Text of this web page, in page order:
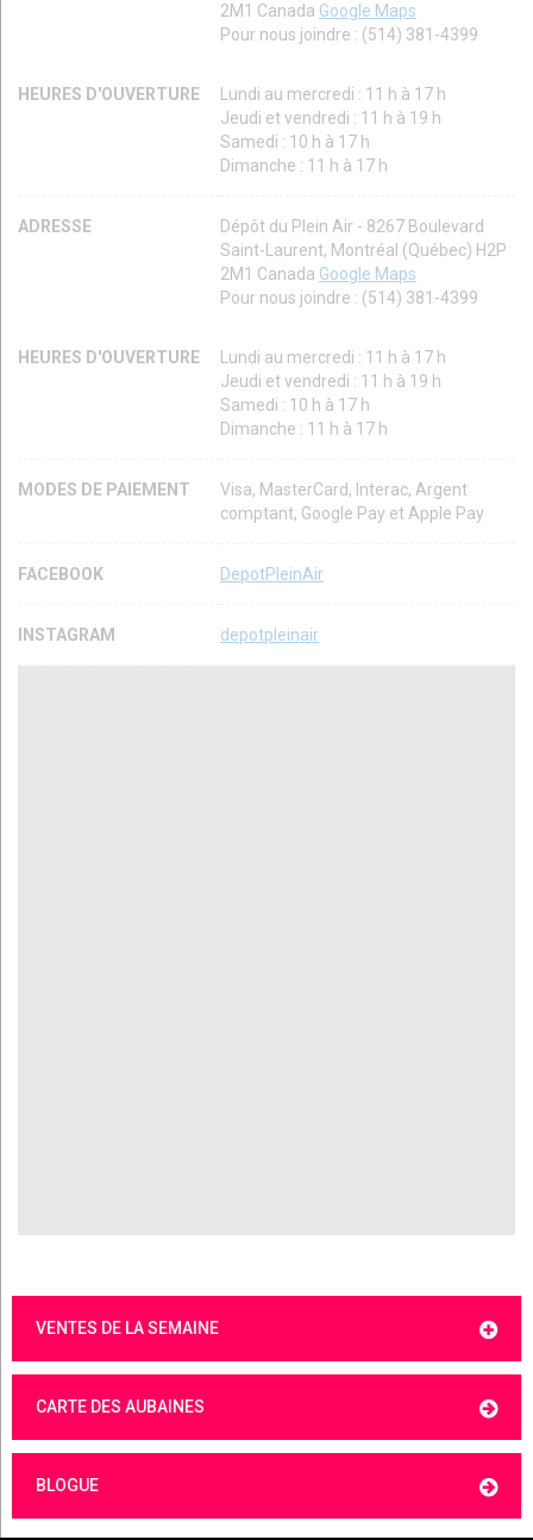
2M1 Canada Google Maps
Pour nous joindre : (514) 381-4399
HEURES D'OUVERTURE
Lundi au mercredi : 11 h à 17 h
Jeudi et vendredi : 11 h à 19 h
Samedi : 10 h à 17 h
Dimanche : 11 h à 17 h
ADRESSE
Dépôt du Plein Air - 8267 Boulevard
Saint-Laurent, Montréal (Québec) H2P
2M1 Canada Google Maps
Pour nous joindre : (514) 381-4399
HEURES D'OUVERTURE
Lundi au mercredi : 11 h à 17 h
Jeudi et vendredi : 11 h à 19 h
Samedi : 10 h à 17 h
Dimanche : 11 h à 17 h
MODES DE PAIEMENT
Visa, MasterCard, Interac, Argent
comptant, Google Pay et Apple Pay
FACEBOOK DepotPleinAir
INSTAGRAM depotpleinair
VENTES DE LA SEMAINE
CARTE DES AUBAINES
BLOGUE